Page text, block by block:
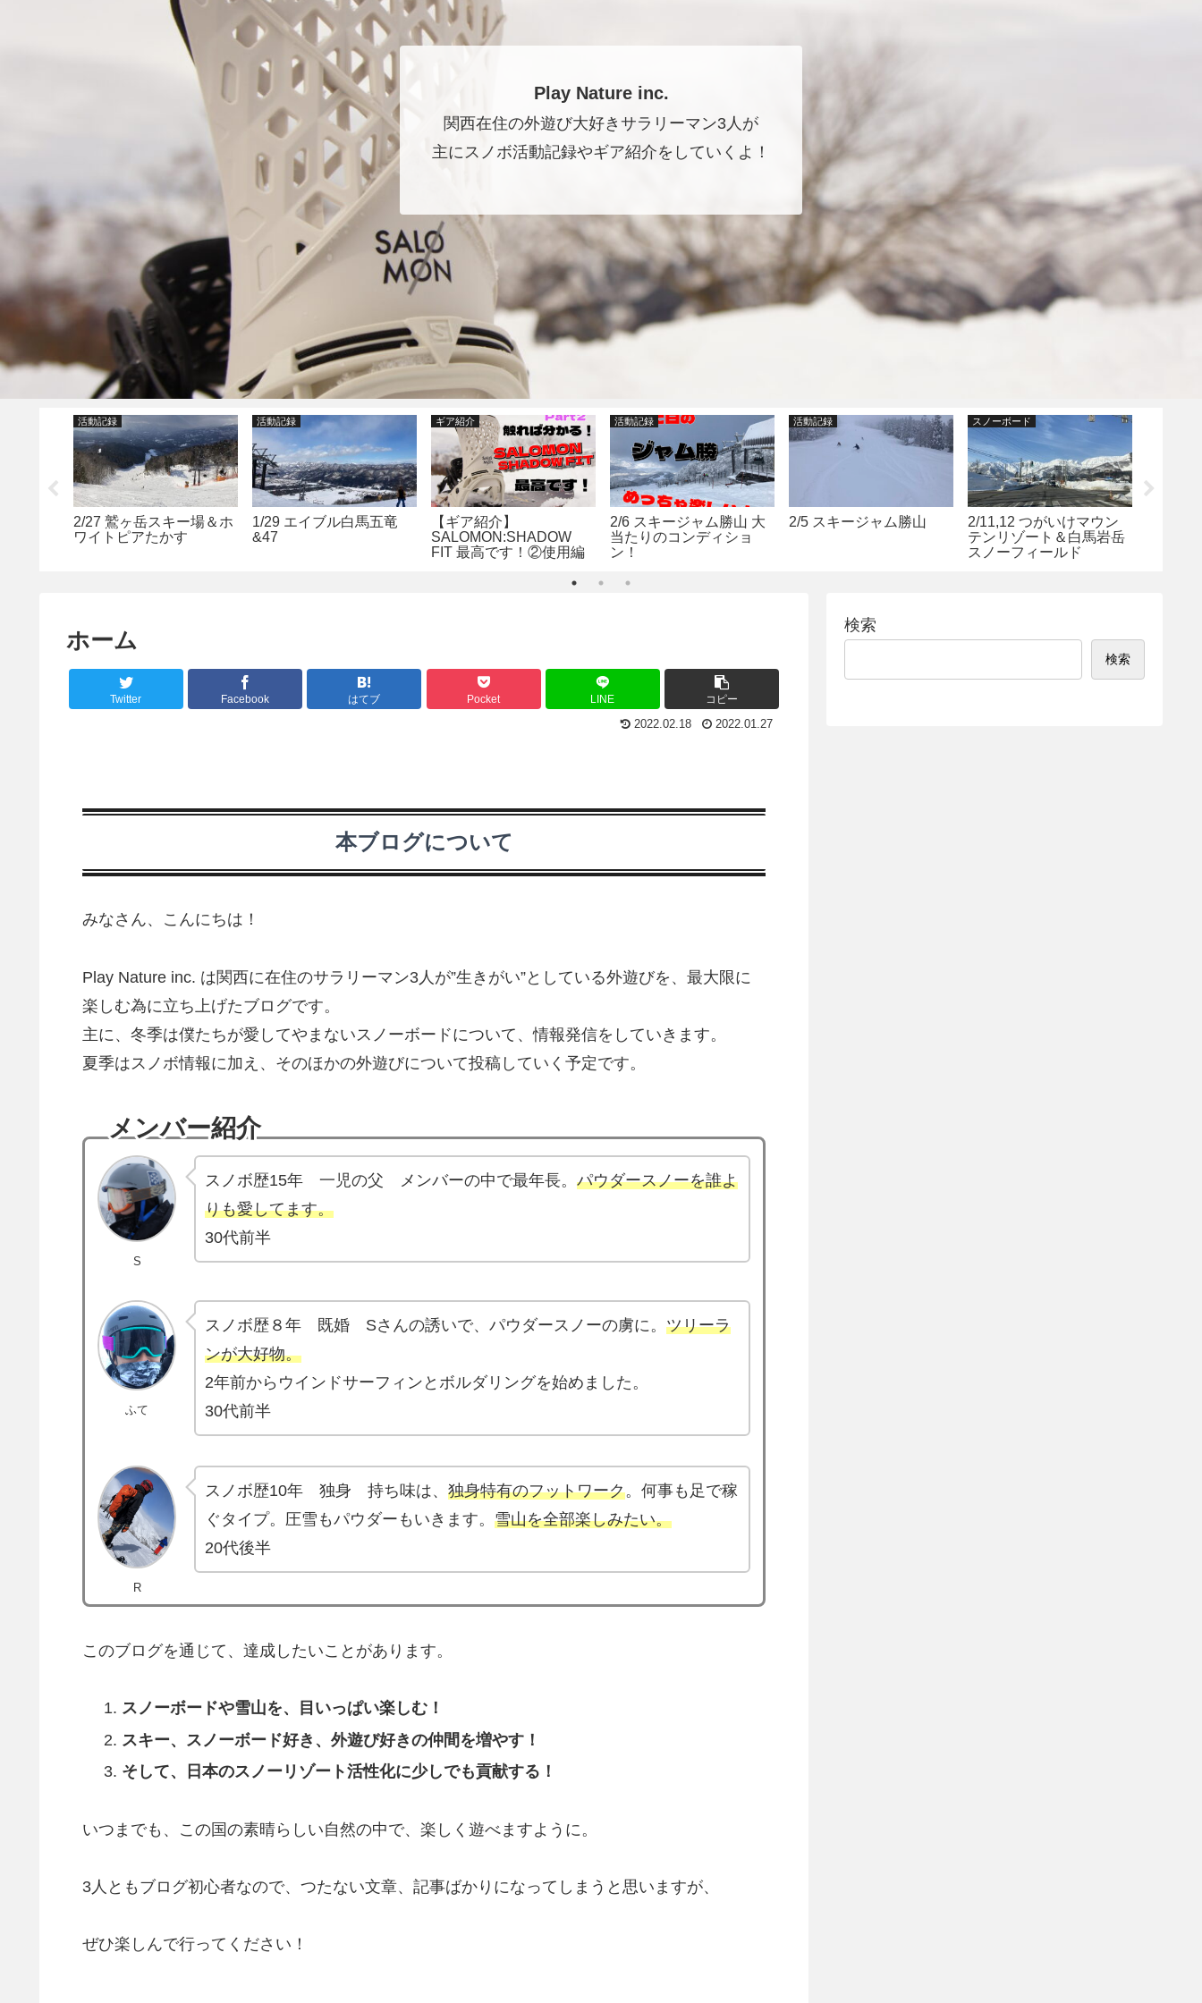
Play Nature inc.
関西在住の外遊び大好きサラリーマン3人が
主にスノボ活動記録やギア紹介をしていくよ！
活動記録
2/27 鷲ヶ岳スキー場＆ホ
ワイトピアたかす
活動記録
1/29 エイブル白馬五竜
&47
ギア紹介
【ギア紹介】
SALOMON:SHADOW
FIT 最高です！②使用編
活動記録
2/6 スキージャム勝山 大
当たりのコンディショ
ン！
活動記録
2/5 スキージャム勝山
スノーボード
2/11,12 つがいけマウン
テンリゾート＆白馬岩岳
スノーフィールド
ホーム
Twitter Facebook はてブ Pocket LINE コピー
2022.02.18 2022.01.27
本ブログについて
みなさん、こんにちは！
Play Nature inc. は関西に在住のサラリーマン3人が”生きがい”としている外遊びを、最大限に
楽しむ為に立ち上げたブログです。
主に、冬季は僕たちが愛してやまないスノーボードについて、情報発信をしていきます。
夏季はスノボ情報に加え、そのほかの外遊びについて投稿していく予定です。
メンバー紹介
S
スノボ歴15年 一児の父 メンバーの中で最年長。 パウダースノーを誰よ
りも愛してます。
30代前半
ふて
スノボ歴８年 既婚 Sさんの誘いで、パウダースノーの虜に。 ツリーラ
ンが大好物。
2年前からウインドサーフィンとボルダリングを始めました。
30代前半
R
スノボ歴10年 独身 持ち味は、 独身特有のフットワーク。何事も足で稼
ぐタイプ。圧雪もパウダーもいきます。 雪山を全部楽しみたい。
20代後半
このブログを通じて、達成したいことがあります。
スノーボードや雪山を、目いっぱい楽しむ！
スキー、スノーボード好き、外遊び好きの仲間を増やす！
そして、日本のスノーリゾート活性化に少しでも貢献する！
いつまでも、この国の素晴らしい自然の中で、楽しく遊べますように。
3人ともブログ初心者なので、つたない文章、記事ばかりになってしまうと思いますが、
ぜひ楽しんで行ってください！
検索
検索